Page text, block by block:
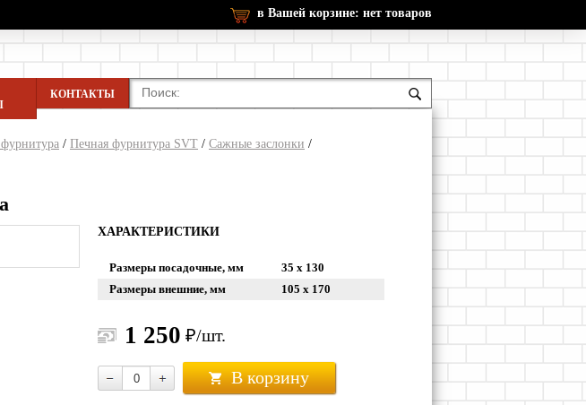
в Вашей корзине: нет товаров
КОНТАКТЫ
/ Печная фурнитура SVT / Сажные заслонки /
ХАРАКТЕРИСТИКИ
Размеры посадочные, мм
35 х 130
Размеры внешние, мм
105 х 170
1 250 ₽/шт.
В корзину